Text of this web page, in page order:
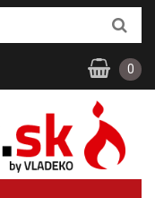
0